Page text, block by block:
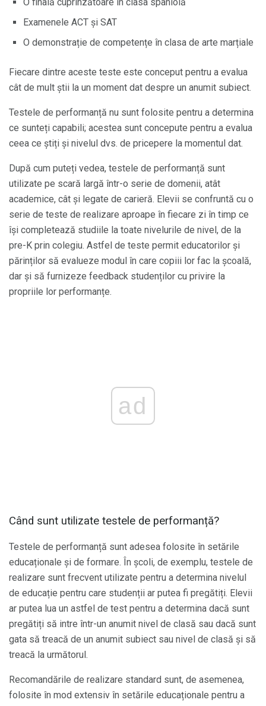
Examenele ACT și SAT
O demonstrație de competențe în clasa de arte marțiale
Fiecare dintre aceste teste este conceput pentru a evalua
cât de mult știi la un moment dat despre un anumit subiect.
Testele de performanță nu sunt folosite pentru a determina
ce sunteți capabili; acestea sunt concepute pentru a evalua
ceea ce știți și nivelul dvs. de pricepere la momentul dat.
După cum puteți vedea, testele de performanță sunt
utilizate pe scară largă într-o serie de domenii, atât
academice, cât și legate de carieră. Elevii se confruntă cu o
serie de teste de realizare aproape în fiecare zi în timp ce
își completează studiile la toate nivelurile de nivel, de la
pre-K prin colegiu. Astfel de teste permit educatorilor și
părinților să evalueze modul în care copiii lor fac la școală,
dar și să furnizeze feedback studenților cu privire la
propriile lor performanțe.
ad
Când sunt utilizate testele de performanță?
Testele de performanță sunt adesea folosite în setările
educaționale și de formare. În școli, de exemplu, testele de
realizare sunt frecvent utilizate pentru a determina nivelul
de educație pentru care studenții ar putea fi pregătiți. Elevii
ar putea lua un astfel de test pentru a determina dacă sunt
pregătiți să intre într-un anumit nivel de clasă sau dacă sunt
gata să treacă de un anumit subiect sau nivel de clasă și să
treacă la următorul.
Recomandările de realizare standard sunt, de asemenea,
folosite în mod extensiv în setările educaționale pentru a